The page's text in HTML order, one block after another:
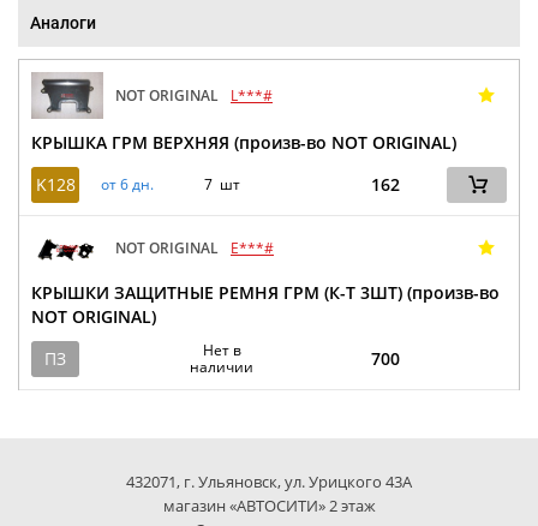
Аналоги
NOT ORIGINAL L***#
КРЫШКА ГРМ ВЕРХНЯЯ (произв-во NOT ORIGINAL)
K128
от 6 дн. 7 шт 162
NOT ORIGINAL E***#
КРЫШКИ ЗАЩИТНЫЕ РЕМНЯ ГРМ (К-Т 3ШТ) (произв-во
NOT ORIGINAL)
ПЗ
Нет в
наличии
700
432071, г. Ульяновск, ул. Урицкого 43А
магазин «АВТОСИТИ» 2 этаж